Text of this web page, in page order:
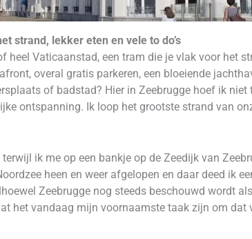
strand, lekker eten en vele to do’s
heel Vaticaanstad, een tram die je vlak voor het
overal gratis parkeren, een bloeiende
of badstad? Hier in Zeebrugge hoef ik niet
ontspanning. Ik loop het grootste strand van
ik me op een bankje op de Zeedijk van
heen en weer afgelopen en daar deed ik
Zeebrugge nog steeds beschouwd wordt
het vandaag mijn voornaamste taak zijn om dat